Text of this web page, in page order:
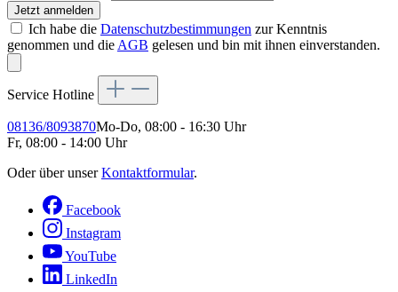
Jetzt anmelden
Ich habe die Datenschutzbestimmungen zur Kenntnis
genommen und die AGB gelesen und bin mit ihnen einverstanden.
Service Hotline
08136/8093870Mo-Do, 08:00 - 16:30 Uhr
Fr, 08:00 - 14:00 Uhr
Oder über unserKontaktformular.
Facebook
Instagram
YouTube
LinkedIn